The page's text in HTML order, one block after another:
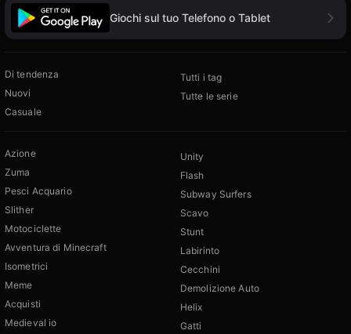
Giochi sul tuo Telefono o Tablet
Di tendenza
Nuovi
Casuale
Tutti i tag
Tutte le serie
Azione
Zuma
Pesci Acquario
Slither
Motociclette
Avventura di Minecraft
Isometrici
Meme
Acquisti
Medieval io
Unity
Flash
Subway Surfers
Scavo
Stunt
Labirinto
Cecchini
Demolizione Auto
Helix
Gatti